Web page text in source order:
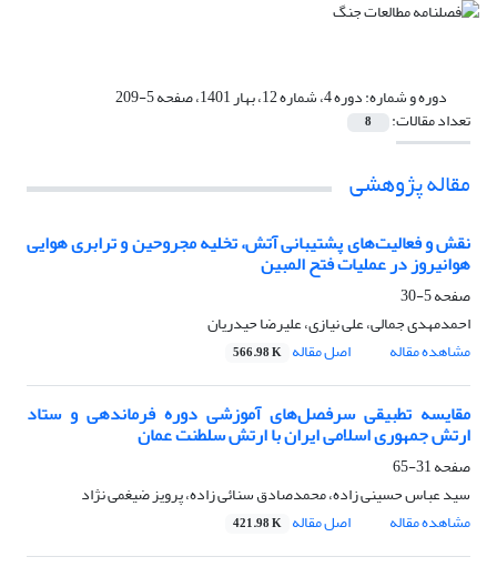
دوره و شماره:دوره 4، شماره 12، بهار 1401، صفحه 5-209
تعداد مقالات: 8
مقاله پژوهشی
نقش و فعالیت‌های پشتیبانی آتش، تخلیه مجروحین و ترابری هوایی
هوانیروز در عملیات فتح المبین
صفحه5-30
احمدمهدی جمالی، علی نیازی، علیرضا حیدریان
مشاهده مقاله
اصل مقاله 566.98 K
مقایسه تطبیقی سرفصل‌های آموزشی دوره فرماندهی و ستاد
ارتش جمهوری اسلامی ایران با ارتش سلطنت عمان
صفحه31-65
سید عباس حسینی زاده، محمدصادق سنائی زاده، پرویز ضیغمی نژاد
مشاهده مقاله
اصل مقاله 421.98 K